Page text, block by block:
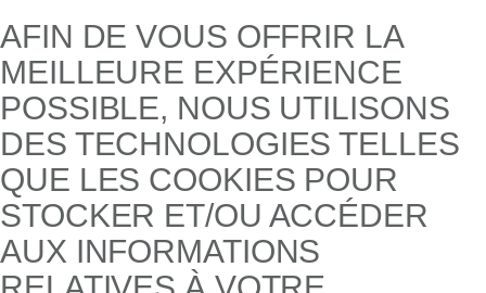
AFIN DE VOUS OFFRIR LA
MEILLEURE EXPÉRIENCE
POSSIBLE, NOUS UTILISONS
DES TECHNOLOGIES TELLES
QUE LES COOKIES POUR
STOCKER ET/OU ACCÉDER
AUX INFORMATIONS